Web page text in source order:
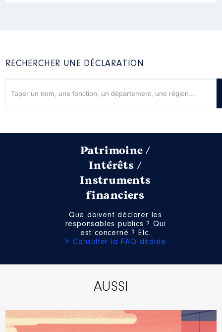
RECHERCHER UNE DÉCLARATION
Patrimoine /
Intérêts /
Instruments
financiers
Que doivent déclarer les
responsables publics ? Qui
est concerné ? Etc.
> Consulter la FAQ dédiée
AUSSI